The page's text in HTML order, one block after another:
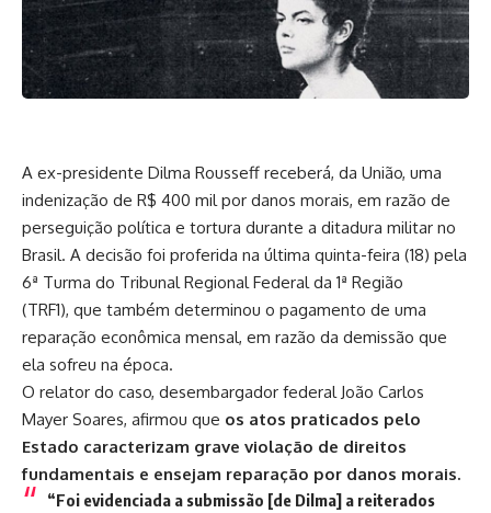
A ex-presidente Dilma Rousseff receberá, da União, uma
indenização de R$ 400 mil por danos morais, em razão de
perseguição política e tortura durante a ditadura militar no
Brasil. A decisão foi proferida na última quinta-feira (18) pela
6ª Turma do Tribunal Regional Federal da 1ª Região
(TRF1), que também determinou o pagamento de uma
reparação econômica mensal, em razão da demissão que
ela sofreu na época.
O relator do caso, desembargador federal João Carlos
Mayer Soares, afirmou que os atos praticados pelo
Estado caracterizam grave violação de direitos
fundamentais e ensejam reparação por danos morais.
“Foi evidenciada a submissão [de Dilma] a reiterados